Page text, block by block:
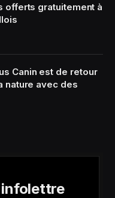
offerts gratuitement à
Canin est de retour
nature avec des
infolettre